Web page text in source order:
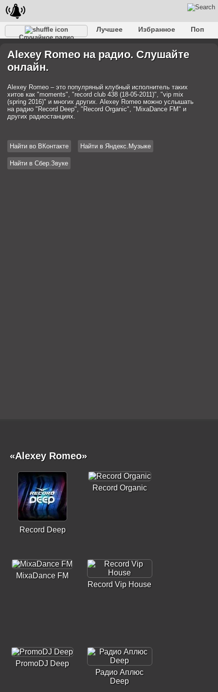
Случайное радио
Лучшее Избранное
Поп
Разговорное
Рэп Транс Дип-хаус
Фолк
Джаз
Детское
Alexey Romeo на радио. Слушайте
онлайн.
Alexey Romeo – это популряный клубный исполнитель таких
хитов как "moments", "record club 438 (18-05-2011)", "vip mix
(spring 2016)" и многих других. Alexey Romeo можно услышать
на радио "Record Deep", "Record Organic", "MixaDance FM" и
других радиостанциях.
Найти во ВКонтакте Найти в Яндекс.Музыке
Найти в Сбер.Звуке
«Alexey Romeo»
Record Deep
Record Organic
MixaDance FM
Record Vip House
PromoDJ Deep
Радио Аплюс
Deep